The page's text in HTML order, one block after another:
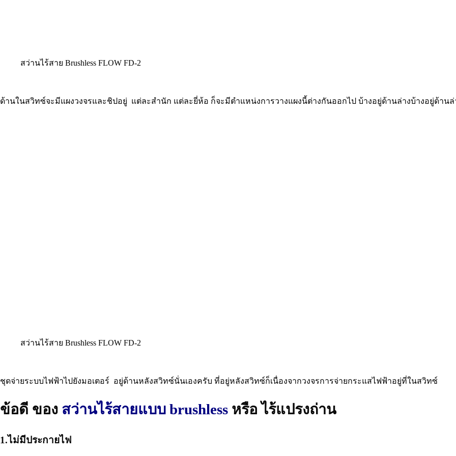
สว่านไร้สาย Brushless FLOW FD-2
ด้านในสวิทซ์จะมีแผงวงจรและชิปอยู่ แต่ละสำนัก แต่ละยี่ห้อ ก็จะมีตำแหน่งการวางแผงนี้ต่างกันออกไป บ้างอยู่ด้านล่างบ้างอยู่ด้าน
สว่านไร้สาย Brushless FLOW FD-2
ชุดจ่ายระบบไฟฟ้าไปยังมอเตอร์ อยู่ด้านหลังสวิทซ์นั่นเองครับ ที่อยู่หลังสวิทซ์ก็เนื่องจากวงจรการจ่ายกระแสไฟฟ้าอยู่ที่ในสวิทซ์
ข้อดี ของ สว่านไร้สายแบบ brushless หรือ ไร้แปรงถ่าน
1.ไม่มีประกายไฟ